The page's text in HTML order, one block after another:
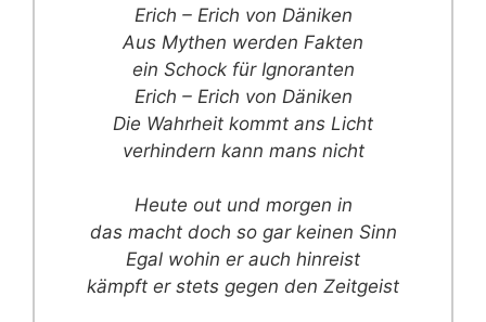
Erich – Erich von Däniken
Aus Mythen werden Fakten
ein Schock für Ignoranten
Erich – Erich von Däniken
Die Wahrheit kommt ans Licht
verhindern kann mans nicht
Heute out und morgen in
das macht doch so gar keinen Sinn
Egal wohin er auch hinreist
kämpft er stets gegen den Zeitgeist